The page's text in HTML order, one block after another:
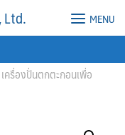
Ltd. MENU
ครื่องปั่นตกตะกอนเพื่อ